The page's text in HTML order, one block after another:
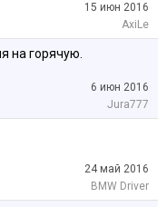
15 июн 2016
AxiLe
на горячую.
6 июн 2016
Jura777
24 май 2016
BMW Driver